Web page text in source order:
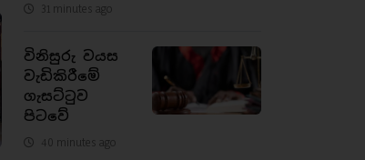
31 minutes ago
විනිසුරු වයස
වැඩිකිරීමේ
ගැසට්ටුව
පිටවේ
40 minutes ago